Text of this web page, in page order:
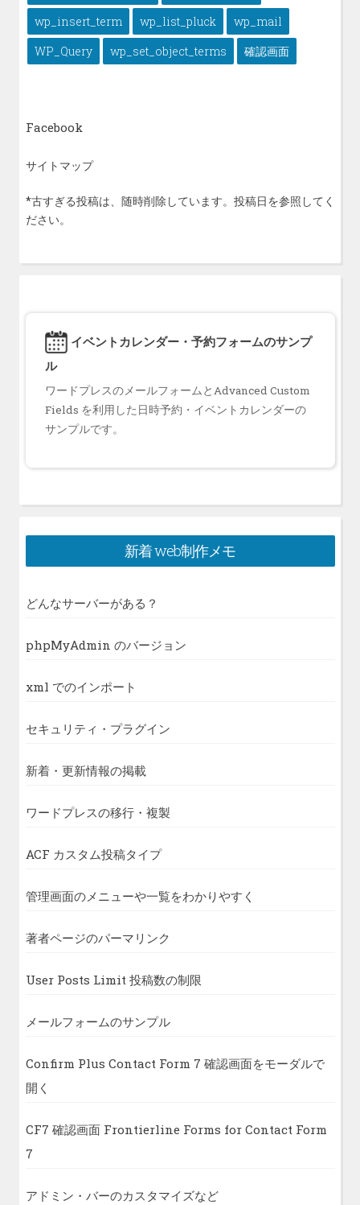
wp_insert_term
wp_list_pluck
wp_mail
WP_Query
wp_set_object_terms 確認画面
Facebook
サイトマップ
*古すぎる投稿は、随時削除しています。投稿日を参照してく
ださい。
イベントカレンダー・予約フォームのサンプ
ル
ワードプレスのメールフォームとAdvanced Custom
Fields を利用した日時予約・イベントカレンダーの
サンプルです。
新着 web制作メモ
どんなサーバーがある？
phpMyAdmin のバージョン
xml でのインポート
セキュリティ・プラグイン
新着・更新情報の掲載
ワードプレスの移行・複製
ACF カスタム投稿タイプ
管理画面のメニューや一覧をわかりやすく
著者ページのパーマリンク
User Posts Limit 投稿数の制限
メールフォームのサンプル
Confirm Plus Contact Form 7 確認画面をモーダルで
開く
CF7 確認画面 Frontierline Forms for Contact Form
7
アドミン・バーのカスタマイズなど